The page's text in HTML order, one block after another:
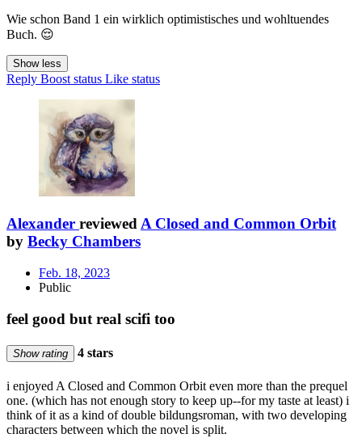
Wie schon Band 1 ein wirklich optimistisches und wohltuendes
Buch. 😌
Show less
Reply Boost status Like status
Alexander reviewed A Closed and Common Orbit
by Becky Chambers
Feb. 18, 2023
Public
feel good but real scifi too
Show rating 4 stars
i enjoyed A Closed and Common Orbit even more than the prequel
one. (which has not enough story to keep up--for my taste at least) i
think of it as a kind of double bildungsroman, with two developing
characters between which the novel is split.